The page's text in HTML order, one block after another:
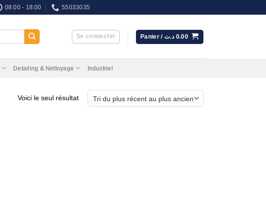
08:00 - 18:00 55033035
Se connecter Panier / 0.00 د.ت
Detailing & Nettoyage Industriel
Voici le seul résultat